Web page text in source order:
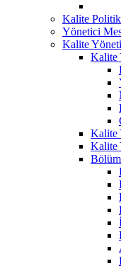
Kalite
Yönetici
Kalite
Kalite
Kalite
Kalite